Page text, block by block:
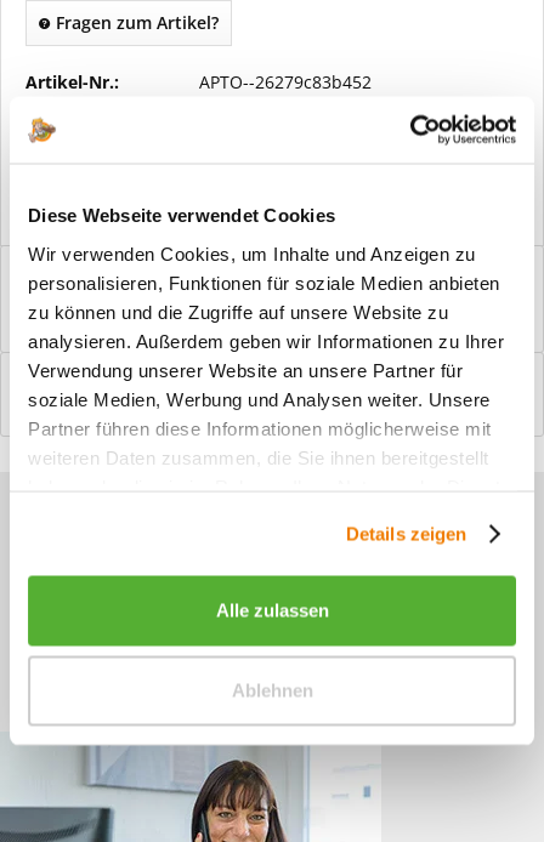
Diese Webseite verwendet Cookies
Wir verwenden Cookies, um Inhalte und Anzeigen zu
personalisieren, Funktionen für soziale Medien anbieten
zu können und die Zugriffe auf unsere Website zu
analysieren. Außerdem geben wir Informationen zu Ihrer
Verwendung unserer Website an unsere Partner für
soziale Medien, Werbung und Analysen weiter. Unsere
Partner führen diese Informationen möglicherweise mit
weiteren Daten zusammen, die Sie ihnen bereitgestellt
Details zeigen
Alle zulassen
Ablehnen
Fragen zum Artikel?
Artikel-Nr.: APTO--26279c83b452
Vorteile
Windfangelemente online am Bildschirm konfigurieren und
einbaufertig bestellen. In wenigen...
Bewertungen
0
Bewertungen lesen, schreiben und diskutieren...mehr
Sie haben Fragen zu unseren
+49 (0)4244 965 34 04
Mo - Do, 09:00 - 16:00 Uhr
und Fr, 09:00 - 13:00 Uhr